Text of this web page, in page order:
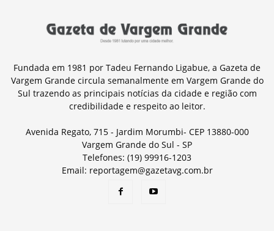
Fundada em 1981 por Tadeu Fernando Ligabue, a Gazeta de
Vargem Grande circula semanalmente em Vargem Grande do
Sul trazendo as principais notícias da cidade e região com
credibilidade e respeito ao leitor.
Avenida Regato, 715 - Jardim Morumbi- CEP 13880-000
Vargem Grande do Sul - SP
Telefones: (19) 99916-1203
Email: reportagem@gazetavg.com.br